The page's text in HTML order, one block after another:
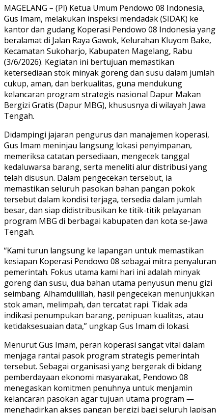
MAGELANG – (Pl) Ketua Umum Pendowo 08 Indonesia,
Gus Imam, melakukan inspeksi mendadak (SIDAK) ke
kantor dan gudang Koperasi Pendowo 08 Indonesia yang
beralamat di Jalan Raya Gawok, Kelurahan Kluyom Bake,
Kecamatan Sukoharjo, Kabupaten Magelang, Rabu
(3/6/2026). Kegiatan ini bertujuan memastikan
ketersediaan stok minyak goreng dan susu dalam jumlah
cukup, aman, dan berkualitas, guna mendukung
kelancaran program strategis nasional Dapur Makan
Bergizi Gratis (Dapur MBG), khususnya di wilayah Jawa
Tengah.
Didampingi jajaran pengurus dan manajemen koperasi,
Gus Imam meninjau langsung lokasi penyimpanan,
memeriksa catatan persediaan, mengecek tanggal
kedaluwarsa barang, serta meneliti alur distribusi yang
telah disusun. Dalam pengecekan tersebut, ia
memastikan seluruh pasokan bahan pangan pokok
tersebut dalam kondisi terjaga, tersedia dalam jumlah
besar, dan siap didistribusikan ke titik-titik pelayanan
program MBG di berbagai kabupaten dan kota se-Jawa
Tengah.
“Kami turun langsung ke lapangan untuk memastikan
kesiapan Koperasi Pendowo 08 sebagai mitra penyaluran
pemerintah. Fokus utama kami hari ini adalah minyak
goreng dan susu, dua bahan utama penyusun menu gizi
seimbang. Alhamdulillah, hasil pengecekan menunjukkan
stok aman, melimpah, dan tercatat rapi. Tidak ada
indikasi penumpukan barang, penipuan kualitas, atau
ketidaksesuaian data,” ungkap Gus Imam di lokasi.
Menurut Gus Imam, peran koperasi sangat vital dalam
menjaga rantai pasok program strategis pemerintah
tersebut. Sebagai organisasi yang bergerak di bidang
pemberdayaan ekonomi masyarakat, Pendowo 08
menegaskan komitmen penuhnya untuk menjamin
kelancaran pasokan agar tujuan utama program —
menghadirkan akses pangan bergizi bagi seluruh lapisan